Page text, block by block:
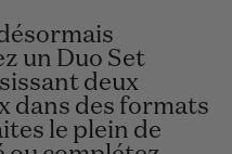
un Duo Set
deux
dans des formats
le plein de